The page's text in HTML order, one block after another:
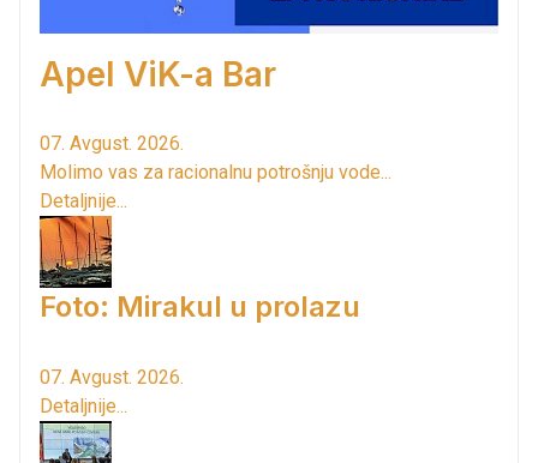
Apel ViK-a Bar
07. Avgust. 2026.
Molimo vas za racionalnu potrošnju vode...
Detaljnije...
Foto: Mirakul u prolazu
07. Avgust. 2026.
Detaljnije...